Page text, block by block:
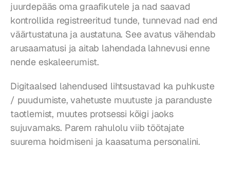
juurdepääs oma graafikutele ja nad saavad
kontrollida registreeritud tunde, tunnevad nad end
väärtustatuna ja austatuna. See avatus vähendab
arusaamatusi ja aitab lahendada lahnevusi enne
nende eskaleerumist.
Digitaalsed lahendused lihtsustavad ka puhkuste
/ puudumiste, vahetuste muutuste ja paranduste
taotlemist, muutes protsessi kõigi jaoks
sujuvamaks. Parem rahulolu viib töötajate
suurema hoidmiseni ja kaasatuma personalini.